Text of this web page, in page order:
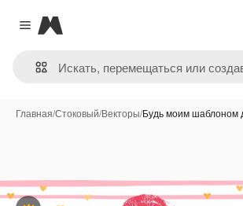
Close menu
Magnific
Главная/Стоковый/Векторы/Будь моим шаблоном